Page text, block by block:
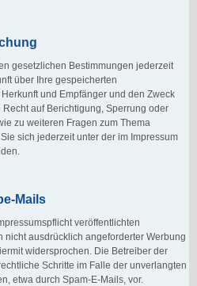
gesetzlichen Bestimmungen jederzeit
über Ihre gespeicherten
und Empfänger und den Zweck
auf Berichtigung, Sperrung oder
zu weiteren Fragen zum Thema
sich jederzeit unter der im Impressum
Mails
veröffentlichten
nicht ausdrücklich angeforderter Werbung
widersprochen. Die Betreiber der
Schritte im Falle der unverlangten
etwa durch Spam-E-Mails, vor.